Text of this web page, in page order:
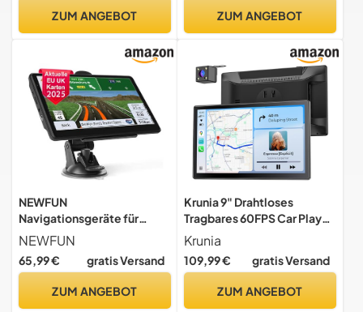
ZUM ANGEBOT
Kartenupdate
ZUM ANGEBOT
NEWFUN
Navigationsgeräte für
Auto,GPS LKW
Navigationsgeräte, 2025
Europa Karten,5 Zoll Navi
Karten Update,mit POI
NEWFUN
65,99 € gratis Versand
ZUM ANGEBOT
Krunia 9" Drahtloses
Tragbares 60FPS Car Play
Display für Apple CarPlay &
Android Auto, Magnetische
Halterung, OTA, Hoch- und
Rückfahrkamera,
Krunia
109,99 € gratis Versand
ZUM ANGEBOT